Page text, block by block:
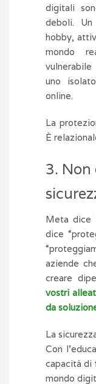
digitali
deboli.
hobby,
mondo
uno
online.
La
È
3. Non
Meta dice
dice
aziende
creare
vostri
da
La
Con
capacità di
mondo